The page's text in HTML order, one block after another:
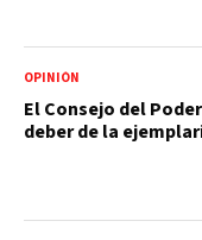
OPINIÓN
El Consejo del
deber de la